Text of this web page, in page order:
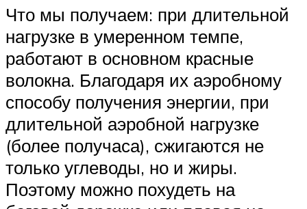
Что мы получаем: при длительной
нагрузке в умеренном темпе,
работают в основном красные
волокна. Благодаря их аэробному
способу получения энергии, при
длительной аэробной нагрузке
(более получаса), сжигаются не
только углеводы, но и жиры.
Поэтому можно похудеть на